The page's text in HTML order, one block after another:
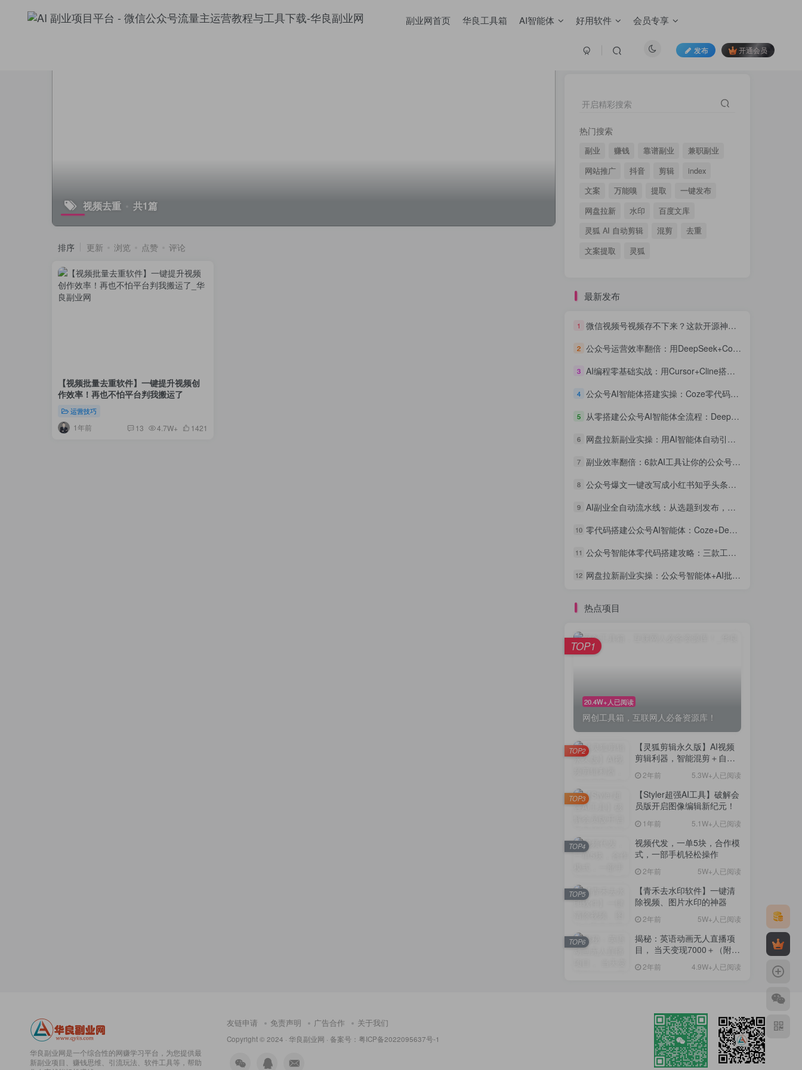
副业网首页 华良工具箱 AI智能体 好用软件 会员专享
发布 开通会员
视频去重 共1篇
排序 更新 浏览 点赞 评论
【视频批量去重软件】一键提升视频创
作效率！再也不怕平台判我搬运了
运营技巧
1年前 13 4.7W+ 1421
搜索 直接输关键词找你想要的
开启精彩搜索
热门搜索
副业 赚钱 靠谱副业
兼职副业
网站推广
抖音 剪辑
index
文案
万能嗅 提取
一键发布
网盘拉新
水印
百度文库
灵狐 AI 自动剪辑
混剪
去重
文案提取
灵狐
最新发布
1 微信视频号视频存不下来？这款开源神器一键下载，批量+解密+去重全免费
2 公众号运营效率翻倍：用DeepSeek+Coze搭建AI客服智能体，粉丝互动率提升300%
3 AI编程零基础实战：用Cursor+Cline搭建公众号内容自动采集发布系统，全流程可复现
4 公众号AI智能体搭建实操：Coze零代码接入，自动回复用户咨询效率提升3倍
5 从零搭建公众号AI智能体全流程：DeepSeek+Coze+飞书自动化副业实战指南
6 网盘拉新副业实操：用AI智能体自动引流日入300+
7 副业效率翻倍：6款AI工具让你的公众号运营和副业项目自动化实战指南
8 公众号爆文一键改写成小红书知乎头条：AI智能体跨平台分发实操教程
9 AI副业全自动流水线：从选题到发布，一个人管三个公众号的矩阵赚钱实操
10 零代码搭建公众号AI智能体：Coze+DeepSeek接微信客服与自动回复教程
11 公众号智能体零代码搭建攻略：三款工具让你的号24小时自动变现
12 网盘拉新副业实操：公众号智能体+AI批量做内容引流全流程
热点项目
20.4W+人已阅读
网创工具箱，互联网人必备资源库！
TOP1
【灵狐剪辑永久版】AI视频
剪辑利器，智能混剪＋自动
去重，小白可操作（附教程
＋安装包）
2年前 5.3W+人已阅读
TOP2
【Styler超强AI工具】破解会
员版开启图像编辑新纪元！
1年前 5.1W+人已阅读
TOP3
视频代发，一单5块，合作模
式，一部手机轻松操作
2年前 5W+人已阅读
TOP4
【青禾去水印软件】一键清
除视频、图片水印的神器
2年前 5W+人已阅读
TOP5
揭秘：英语动画无人直播项
目， 当天变现7000＋（附详
2年前 4.9W+人已阅读
TOP6
华良副业网是一个综合性的网赚学习平台，为您提供最
新副业项目、赚钱思维、引流玩法、软件工具等，帮助
友链申请 免责声明 广告合作 关于我们
Copyright © 2024 · 华良副业网 · 备案号： 粤ICP备2022095637号-1
扫码登录